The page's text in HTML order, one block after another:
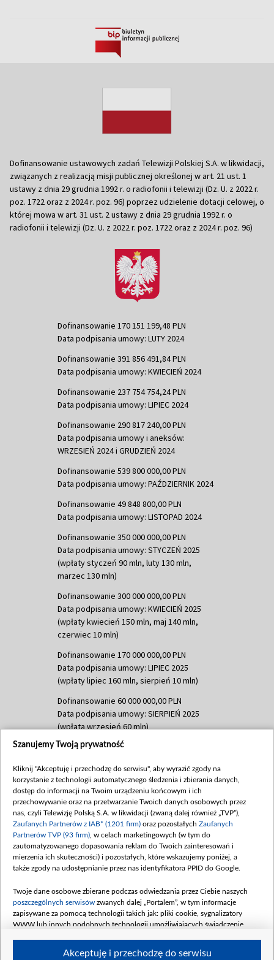
Dofinansowanie ustawowych zadań Telewizji Polskiej S.A. w likwidacji,
związanych z realizacją misji publicznej określonej w art. 21 ust. 1
ustawy z dnia 29 grudnia 1992 r. o radiofonii i telewizji (Dz. U. z 2022 r.
poz. 1722 oraz z 2024 r. poz. 96) poprzez udzielenie dotacji celowej, o
której mowa w art. 31 ust. 2 ustawy z dnia 29 grudnia 1992 r. o
radiofonii i telewizji (Dz. U. z 2022 r. poz. 1722 oraz z 2024 r. poz. 96)
Dofinansowanie 170 151 199,48 PLN
Data podpisania umowy: LUTY 2024
Dofinansowanie 391 856 491,84 PLN
Data podpisania umowy: KWIECIEŃ 2024
Dofinansowanie 237 754 754,24 PLN
Data podpisania umowy: LIPIEC 2024
Dofinansowanie 290 817 240,00 PLN
Data podpisania umowy i aneksów:
WRZESIEŃ 2024 i GRUDZIEŃ 2024
Dofinansowanie 539 800 000,00 PLN
Data podpisania umowy: PAŹDZIERNIK 2024
Dofinansowanie 49 848 800,00 PLN
Data podpisania umowy: LISTOPAD 2024
Dofinansowanie 350 000 000,00 PLN
Data podpisania umowy: STYCZEŃ 2025
(wpłaty styczeń 90 mln, luty 130 mln,
marzec 130 mln)
Dofinansowanie 300 000 000,00 PLN
Data podpisania umowy: KWIECIEŃ 2025
(wpłaty kwiecień 150 mln, maj 140 mln,
czerwiec 10 mln)
Dofinansowanie 170 000 000,00 PLN
Data podpisania umowy: LIPIEC 2025
(wpłaty lipiec 160 mln, sierpień 10 mln)
Dofinansowanie 60 000 000,00 PLN
Data podpisania umowy: SIERPIEŃ 2025
(wpłata wrzesień 60 mln)
Dofinansowanie 635 783 051,21 PLN
(wpłata wrzesień 100 mln, październik 350
mln, listopad 265 mln)
Dofinansowanie 48 862 000,00 PLN
Data podpisania umowy: GRUDZIEŃ 2025
(wpłata grudzień 60,548 mln)
Dofinansowanie 900 000 000,00 PLN
Data podpisania umowy: LUTY 2026 (wpłata
kwiecień 180 mln, 7 maja 180 mln, 8
czerwca 90 mln)
Dofinansowanie 250 000 000,00 PLN
4 sierpnia 250 mln
Szanujemy Twoją prywatność
Kliknij "Akceptuję i przechodzę do serwisu", aby wyrazić zgody na
korzystanie z technologii automatycznego śledzenia i zbierania danych,
dostęp do informacji na Twoim urządzeniu końcowym i ich
przechowywanie oraz na przetwarzanie Twoich danych osobowych przez
nas, czyli Telewizję Polską S.A. w likwidacji (zwaną dalej również „TVP”),
Zaufanych Partnerów z IAB* (1201 firm) oraz pozostałych Zaufanych
Partnerów TVP (93 firm) , w celach marketingowych (w tym do
zautomatyzowanego dopasowania reklam do Twoich zainteresowań i
mierzenia ich skuteczności) i pozostałych, które wskazujemy poniżej, a
także zgody na udostępnianie przez nas identyfikatora PPID do Google.
Twoje dane osobowe zbierane podczas odwiedzania przez Ciebie naszych
poszczególnych serwisów zwanych dalej „Portalem”, w tym informacje
zapisywane za pomocą technologii takich jak: pliki cookie, sygnalizatory
WWW lub innych podobnych technologii umożliwiających świadczenie
Akceptuję i przechodzę do serwisu